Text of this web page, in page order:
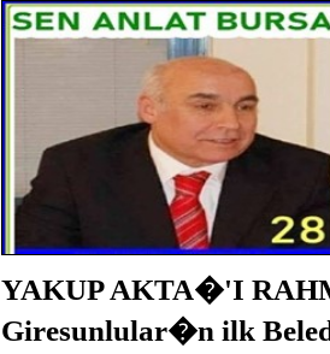
YAKUP AKTA�'I
Giresunlular�n ilk